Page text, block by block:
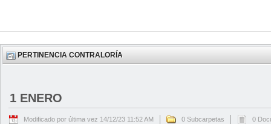
PERTINENCIA CONTRALORÍA
1 ENERO
Modificado por última vez 14/12/23 11:52 AM 0 Subcarpetas 0